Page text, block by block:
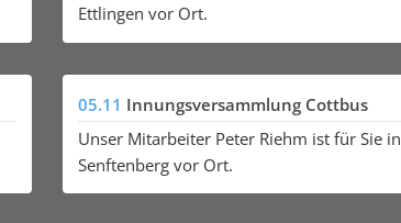
Ettlingen vor Ort.
05.11 Innungsversammlung Cottbus
Unser Mitarbeiter Peter Riehm ist für Sie in
Senftenberg vor Ort.